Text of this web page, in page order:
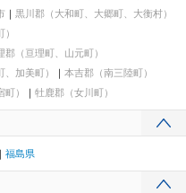
黒川郡（大和町、大郷町、大衡村）
郡（亘理町、山元町）
、加美町）
本吉郡（南三陸町）
） 牡鹿郡（女川町）
福島県